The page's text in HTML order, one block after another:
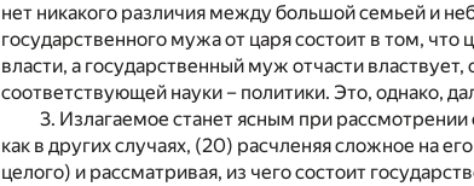
нет никакого различия между большой семьей и
государственного мужа от царя состоит в том,
власти, а государственный муж отчасти властвует,
соответствующей науки – политики. Это, однако,
3. Излагаемое станет ясным при
как в других случаях, (20) расчленяя сложное на
целого) и рассматривая, из чего состоит